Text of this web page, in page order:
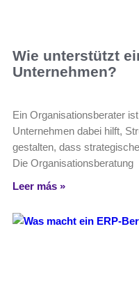
Wie unterstützt
Unternehmen?
Ein Organisationsberater
Unternehmen dabei hilft,
gestalten, dass
Die Organisationsberatung
Leer más »